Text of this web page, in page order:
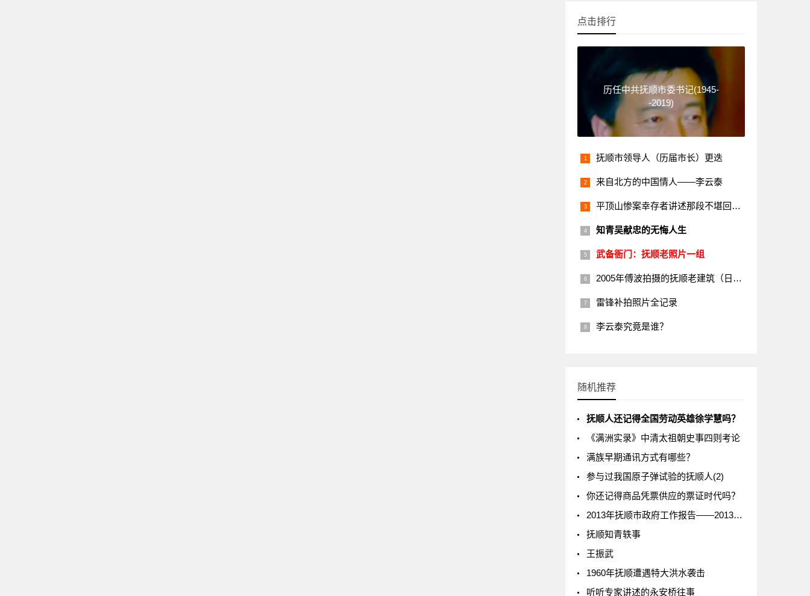
点击排行
历任中共抚顺市委书记(1945-
-2019)
抚顺市领导人（历届市长）更迭
来自北方的中国情人——李云泰
平顶山惨案幸存者讲述那段不堪回首的历史
知青吴献忠的无悔人生
武备衙门：抚顺老照片一组
2005年傅波拍摄的抚顺老建筑（日本楼）
雷锋补拍照片全记录
李云泰究竟是谁？
随机推荐
抚顺人还记得全国劳动英雄徐学慧吗？
《满洲实录》中清太祖朝史事四则考论
满族早期通讯方式有哪些？
参与过我国原子弹试验的抚顺人(2)
你还记得商品凭票供应的票证时代吗？
2013年抚顺市政府工作报告——2013年1月7日在抚顺市第十五届人民代表大会第一次会议上
抚顺知青轶事
王振武
1960年抚顺遭遇特大洪水袭击
听听专家讲述的永安桥往事